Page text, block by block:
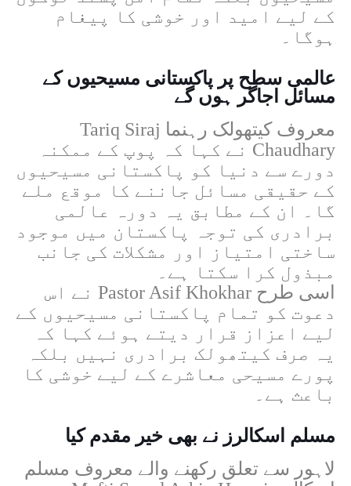
کے لیے امید اور خوشی کا پیغام
ہوگا۔
عالمی سطح پر پاکستانی مسیحیوں کے
مسائل اجاگر ہوں گے
معروف کیتھولک رہنما Tariq Siraj
Chaudhary نے کہا کہ پوپ کے ممکنہ
دورے سے دنیا کو پاکستانی مسیحیوں
کے حقیقی مسائل جاننے کا موقع ملے
گا۔ ان کے مطابق یہ دورہ عالمی
برادری کی توجہ پاکستان میں موجود
ساختی امتیاز اور مشکلات کی جانب
مبذول کرا سکتا ہے۔
اسی طرح Pastor Asif Khokhar نے اس
دعوت کو تمام پاکستانی مسیحیوں کے
لیے اعزاز قرار دیتے ہوئے کہا کہ
یہ صرف کیتھولک برادری نہیں بلکہ
پورے مسیحی معاشرے کے لیے خوشی کا
باعث ہے۔
مسلم اسکالرز نے بھی خیر مقدم کیا
لاہور سے تعلق رکھنے والے معروف مسلم